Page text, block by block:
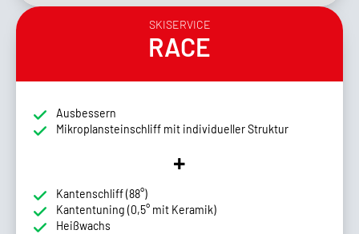
SKISERVICE
RACE
Ausbessern
Mikroplansteinschliff mit individueller Struktur
+
Kantenschliff (88°)
Kantentuning (0,5° mit Keramik)
Heißwachs